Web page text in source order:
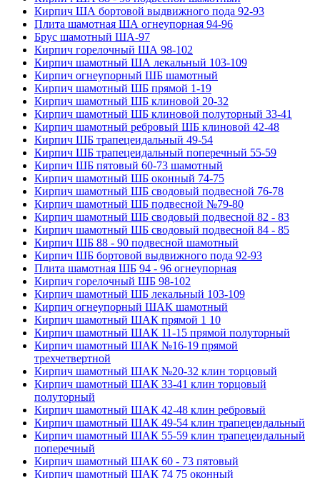
Кирпич ША бортовой выдвижного пода 92-93
Плита шамотная ША огнеупорная 94-96
Брус шамотный ША-97
Кирпич горелочный ША 98-102
Кирпич шамотный ША лекальный 103-109
Кирпич огнеупорный ШБ шамотный
Кирпич шамотный ШБ прямой 1-19
Кирпич шамотный ШБ клиновой 20-32
Кирпич шамотный ШБ клиновой полуторный 33-41
Кирпич шамотный ребровый ШБ клиновой 42-48
Кирпич ШБ трапецеидальный 49-54
Кирпич ШБ трапецеидальный поперечный 55-59
Кирпич ШБ пятовый 60-73 шамотный
Кирпич шамотный ШБ оконный 74-75
Кирпич шамотный ШБ сводовый подвесной 76-78
Кирпич шамотный ШБ подвесной №79-80
Кирпич шамотный ШБ сводовый подвесной 82 - 83
Кирпич шамотный ШБ сводовый подвесной 84 - 85
Кирпич ШБ 88 - 90 подвесной шамотный
Кирпич ШБ бортовой выдвижного пода 92-93
Плита шамотная ШБ 94 - 96 огнеупорная
Кирпич горелочный ШБ 98-102
Кирпич шамотный ШБ лекальный 103-109
Кирпич огнеупорный ШАК шамотный
Кирпич шамотный ШАК прямой 1 10
Кирпич шамотный ШАК 11-15 прямой полуторный
Кирпич шамотный ШАК №16-19 прямой
трехчетвертной
Кирпич шамотный ШАК №20-32 клин торцовый
Кирпич шамотный ШАК 33-41 клин торцовый
полуторный
Кирпич шамотный ШАК 42-48 клин ребровый
Кирпич шамотный ШАК 49-54 клин трапецеидальный
Кирпич шамотный ШАК 55-59 клин трапецеидальный
поперечный
Кирпич шамотный ШАК 60 - 73 пятовый
Кирпич шамотный ШАК 74 75 оконный